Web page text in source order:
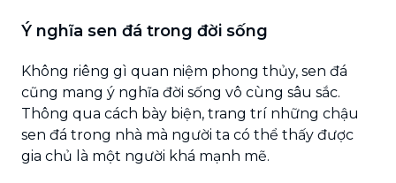
Ý nghĩa sen đá trong đời sống
Không riêng gì quan niệm phong thủy, sen đá
cũng mang ý nghĩa đời sống vô cùng sâu sắc.
Thông qua cách bày biện, trang trí những chậu
sen đá trong nhà mà người ta có thể thấy được
gia chủ là một người khá mạnh mẽ.